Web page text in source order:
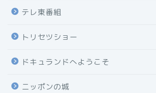
テレ東番組
トリセツショー
ドキュランドへようこそ
ニッポンの城